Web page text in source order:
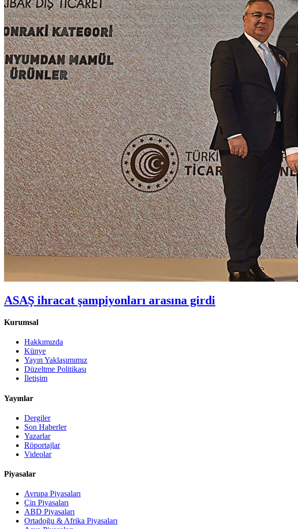
ASAŞ ihracat şampiyonları arasına girdi
Kurumsal
Hakkımızda
Künye
Yayın Yaklaşımımız
Düzeltme Politikası
İletişim
Yayınlar
Dergiler
Son Haberler
Yazarlar
Röportajlar
Videolar
Piyasalar
Avrupa Piyasaları
Çin Piyasaları
ABD Piyasaları
Ortadoğu & Afrika Piyasaları